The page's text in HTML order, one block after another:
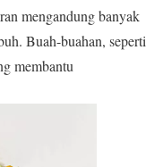
mengandung banyak
Buah-buahan, seperti
membantu